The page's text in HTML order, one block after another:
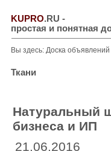
KUPRO.RU -
простая и понятная
Вы здесь: Доска объявлений
Ткани
Натуральный
бизнеса и ИП
21.06.2016